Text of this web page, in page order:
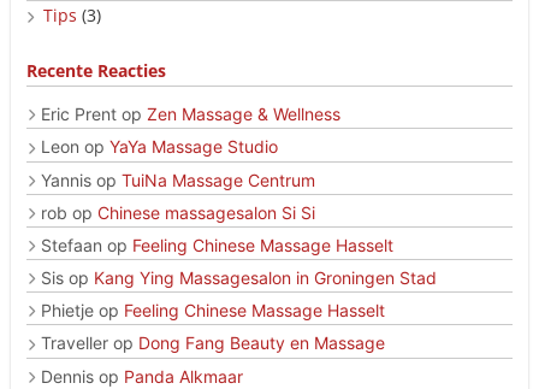
Tips (3)
Recente Reacties
Eric Prent op Zen Massage & Wellness
Leon op YaYa Massage Studio
Yannis op TuiNa Massage Centrum
rob op Chinese massagesalon Si Si
Stefaan op Feeling Chinese Massage Hasselt
Sis op Kang Ying Massagesalon in Groningen Stad
Phietje op Feeling Chinese Massage Hasselt
Traveller op Dong Fang Beauty en Massage
Dennis op Panda Alkmaar